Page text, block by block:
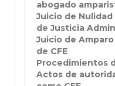
abogado
Juicio de
de Justicia
Juicio de
de CFE
Procedimientos
Actos de